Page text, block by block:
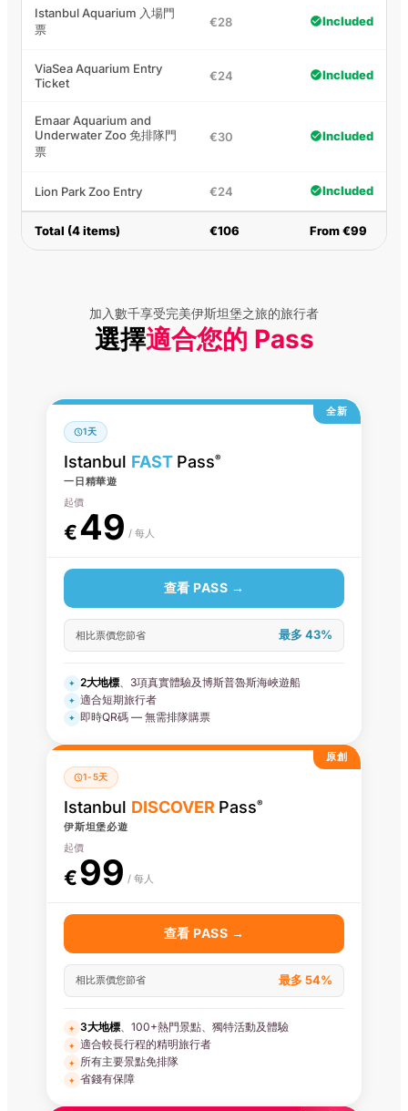
Istanbul Aquarium 入場門
票
€28 Included
ViaSea Aquarium Entry
Ticket
€24 Included
Emaar Aquarium and
Underwater Zoo 免排隊門
票
€30 Included
Lion Park Zoo Entry €24 Included
Total (4 items) €106 From €99
加入數千享受完美伊斯坦堡之旅的旅行者
選擇適合您的 Pass
全新
1天
Istanbul FAST Pass®
一日精華遊
起價
€49 / 每人
查看 PASS →
相比票價您節省 最多 43%
✦ 2大地標 、3項真實體驗及博斯普魯斯海峽遊船
✦ 適合短期旅行者
✦ 即時QR碼 — 無需排隊購票
原創
1-5天
Istanbul DISCOVER Pass®
伊斯坦堡必遊
起價
€99 / 每人
查看 PASS →
相比票價您節省 最多 54%
✦ 3大地標、100+熱門景點、獨特活動及體驗
✦ 適合較長行程的精明旅行者
✦ 所有主要景點免排隊
✦ 省錢有保障